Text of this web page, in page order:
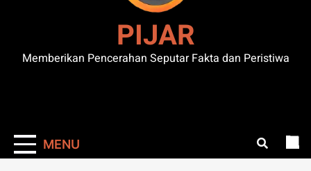
PIJAR
Memberikan Pencerahan Seputar Fakta dan Peristiwa
MENU